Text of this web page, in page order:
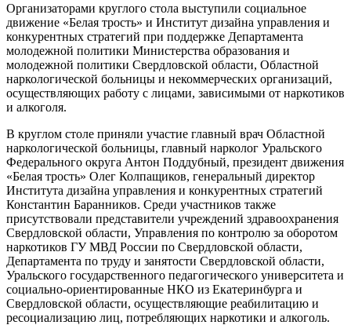
Организаторами круглого стола выступили социальное
движение «Белая трость» и Институт дизайна управления и
конкурентных стратегий при поддержке Департамента
молодежной политики Министерства образования и
молодежной политики Свердловской области, Областной
наркологической больницы и некоммерческих организаций,
осуществляющих работу с лицами, зависимыми от наркотиков
и алкоголя.
В круглом столе приняли участие главный врач Областной
наркологической больницы, главный нарколог Уральского
Федерального округа Антон Поддубный, президент движения
«Белая трость» Олег Колпащиков, генеральный директор
Института дизайна управления и конкурентных стратегий
Константин Баранников. Среди участников также
присутствовали представители учреждений здравоохранения
Свердловской области, Управления по контролю за оборотом
наркотиков ГУ МВД России по Свердловской области,
Департамента по труду и занятости Свердловской области,
Уральского государственного педагогического университета и
социально-ориентированные НКО из Екатеринбурга и
Свердловской области, осуществляющие реабилитацию и
ресоциализацию лиц, потребляющих наркотики и алкоголь.